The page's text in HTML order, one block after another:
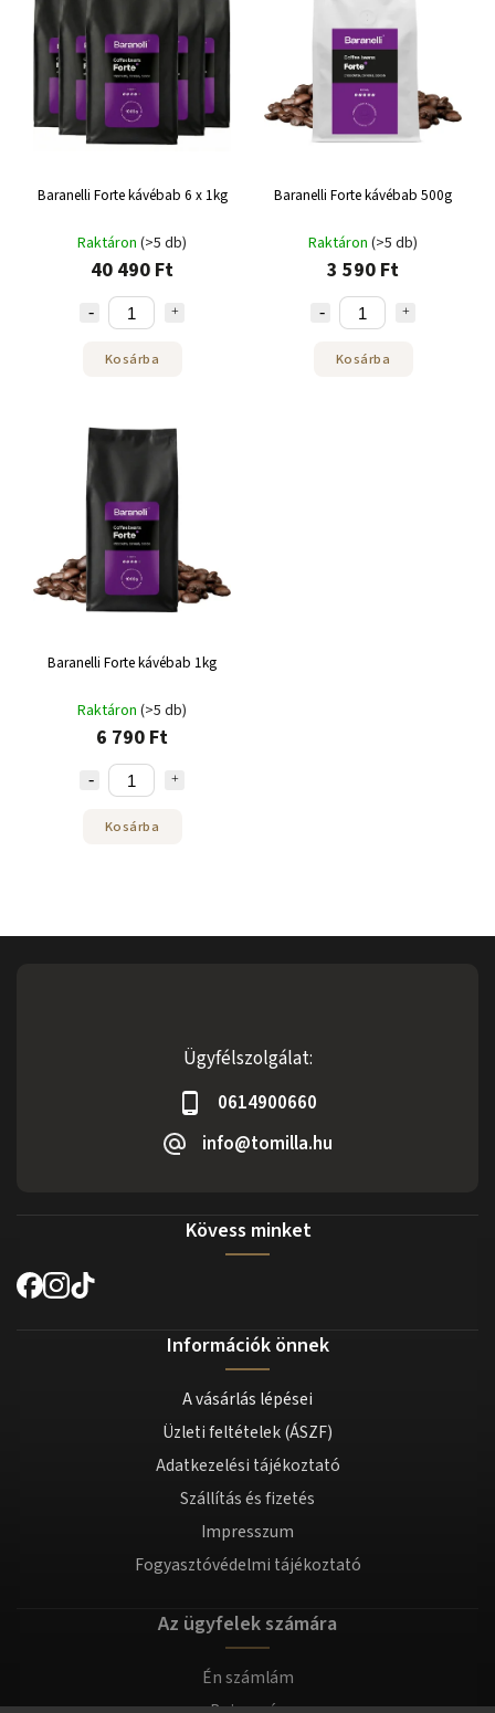
Baranelli Forte kávébab 6 x 1kg
Raktáron (>5 db)
40 490 Ft
Kosárba
Baranelli Forte kávébab 500g
Raktáron (>5 db)
3 590 Ft
Kosárba
Baranelli Forte kávébab 1kg
Raktáron (>5 db)
6 790 Ft
Kosárba
Ügyfélszolgálat:
0614900660
info@tomilla.hu
Kövess minket
Információk önnek
A vásárlás lépései
Üzleti feltételek (ÁSZF)
Adatkezelési tájékoztató
Szállítás és fizetés
Impresszum
Fogyasztóvédelmi tájékoztató
Az ügyfelek számára
Én számlám